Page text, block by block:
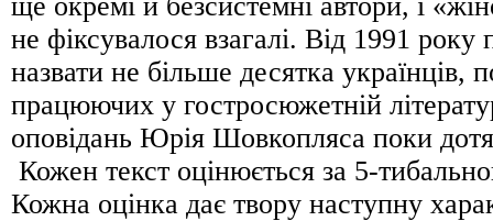
не фіксувалося взагалі. Від 1991
назвати не більше десятка українців,
працюючих у гостросюжетній
оповідань Юрія Шовкопляса поки
Кожен текст оцінюється за 5-
Кожна оцінка дає твору наступну